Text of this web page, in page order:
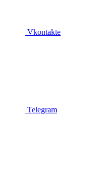
Vkontakte
Telegram